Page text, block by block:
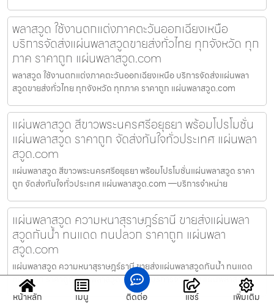
พลาสวูด ใช้งานตกแต่งภาคตะวันออกเฉียงเหนือ
บริการจัดส่งแผ่นพลาสวูดขายส่งทั่วไทย ทุกจังหวัด ทุก
ภาค ราคาถูก แผ่นพลาสวูด.com
พลาสวูด ใช้งานตกแต่งภาคตะวันออกเฉียงเหนือ บริการจัดส่งแผ่นพลา
สวูดขายส่งทั่วไทย ทุกจังหวัด ทุกภาค ราคาถูก แผ่นพลาสวูด.com
แผ่นพลาสวูด สีขาวพระนครศรีอยุธยา พร้อมโปรโมชั่น
แผ่นพลาสวูด ราคาถูก จัดส่งทันใจทั่วประเทศ แผ่นพลา
สวูด.com
แผ่นพลาสวูด สีขาวพระนครศรีอยุธยา พร้อมโปรโมชั่นแผ่นพลาสวูด ราคา
ถูก จัดส่งทันใจทั่วประเทศ แผ่นพลาสวูด.com —บริการจำหน่าย
แผ่นพลาสวูด ความหนาสุราษฎร์ธานี ขายส่งแผ่นพลา
สวูดกันน้ำ ทนแดด ทนปลวก ราคาถูก แผ่นพลา
สวูด.com
แผ่นพลาสวูด ความหนาสุราษฎร์ธานี ขายส่งแผ่นพลาสวูดกันน้ำ ทนแดด
ทนปลวก ราคาถูก แผ่นพลาสวูด.com —บริการจำหน่าย แผ่นพลาสวูด,
หน้าหลัก
เมนู ติดต่อ แชร์ เพิ่มเติม